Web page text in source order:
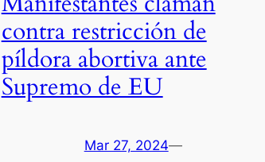
contra restricción de
píldora abortiva ante
Supremo de EU
Mar 27, 2024—